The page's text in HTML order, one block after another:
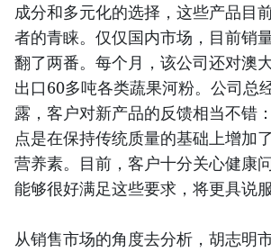
成分和多元化的选择，这些产品目
者的青睐。仅仅国内市场，目前销
翻了两番。每个月，该公司还对澳
出口60多吨各类蔬果河粉。公司总
露，客户对新产品的反馈相当不错
点是在保持传统质量的基础上增加
营养素。目前，客户十分关心健康
能够很好满足这些要求，将更具说服
从销售市场的角度去分析，胡志明